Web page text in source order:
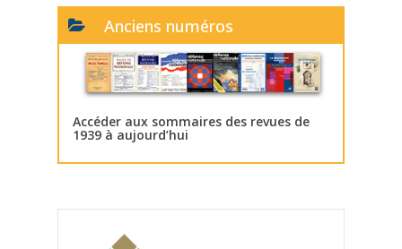
Anciens numéros
Accéder aux sommaires des revues de
1939 à aujourd’hui